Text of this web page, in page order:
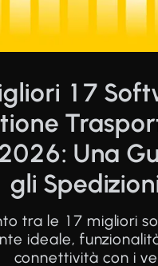
17
Una
gli
tra le 17 migliori
ideale,
connettività con i